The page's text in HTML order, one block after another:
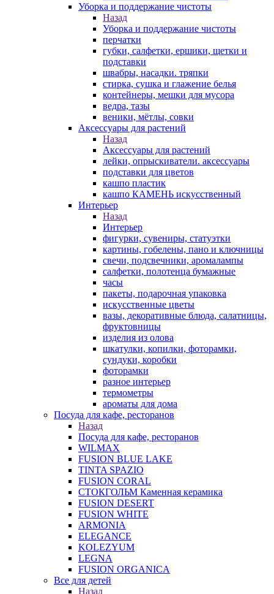
Уборка и поддержание чистоты
Назад
Уборка и поддержание чистоты
перчатки
губки, салфетки, ершики, щетки и
подставки
швабры, насадки. тряпки
стирка, сушка и глажение белья
контейнеры, мешки для мусора
ведра, тазы
веники, мётлы, совки
Аксессуары для растений
Назад
Аксессуары для растений
лейки, опрыскиватели. аксессуары
подставки для цветов
кашпо пластик
кашпо КАМЕНЬ искусственный
Интерьер
Назад
Интерьер
фигурки, сувениры, статуэтки
картины, гобелены, пано и ключницы
свечи, подсвечники, аромалампы
салфетки, полотенца бумажные
часы
пакеты, подарочная упаковка
искусственные цветы
вазы, декоративные блюда, салатницы,
фруктовницы
изделия из олова
шкатулки, копилки, фоторамки,
сундуки, коробки
фоторамки
разное интерьер
термометры
ароматы для дома
Посуда для кафе, ресторанов
Назад
Посуда для кафе, ресторанов
WILMAX
FUSION BLUE LAKE
TINTA SPAZIO
FUSION CORAL
СТОКГОЛЬМ Каменная керамика
FUSION DESERT
FUSION WHITE
ARMONIA
ELEGANCE
KOLEZYUM
LEGNA
FUSION ORGANICA
Все для детей
Назад